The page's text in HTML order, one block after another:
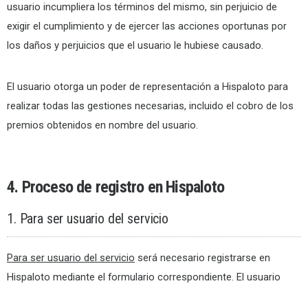
usuario incumpliera los términos del mismo, sin perjuicio de
exigir el cumplimiento y de ejercer las acciones oportunas por
los daños y perjuicios que el usuario le hubiese causado.
El usuario otorga un poder de representación a Hispaloto para
realizar todas las gestiones necesarias, incluido el cobro de los
premios obtenidos en nombre del usuario.
4. Proceso de registro en Hispaloto
1. Para ser usuario del servicio
Para ser usuario del servicio será necesario registrarse en
Hispaloto mediante el formulario correspondiente. El usuario